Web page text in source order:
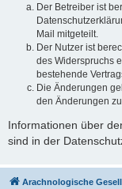
Der Betreiber ist
Mail mitgeteilt.
Der Nutzer ist
des Widerspruchs
bestehende
Die Änderungen
den Änderungen
Informationen über
sind in der
Arachnologische